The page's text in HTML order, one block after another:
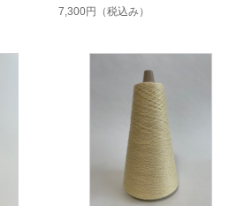
7,300円 （税込み）